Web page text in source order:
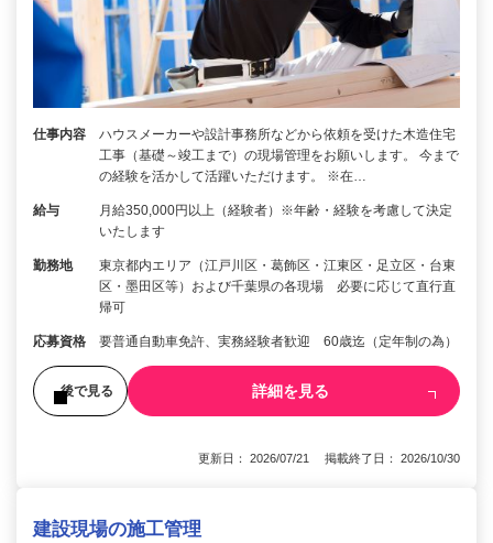
仕事内容
ハウスメーカーや設計事務所などから依頼を受けた木造住宅
工事（基礎～竣工まで）の現場管理をお願いします。 今まで
の経験を活かして活躍いただけます。 ※在…
給与
月給350,000円以上（経験者）※年齢・経験を考慮して決定
いたします
勤務地
東京都内エリア（江戸川区・葛飾区・江東区・足立区・台東
区・墨田区等）および千葉県の各現場 必要に応じて直行直
帰可
応募資格 要普通自動車免許、実務経験者歓迎 60歳迄（定年制の為）
後で見る 詳細を見る
更新日： 2026/07/21 掲載終了日： 2026/10/30
建設現場の施工管理